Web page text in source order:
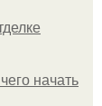
начать